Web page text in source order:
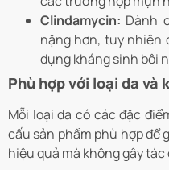
Clindamycin: Dành
nặng hơn, tuy nhiên
dụng kháng sinh bôi
Phù hợp với loại da và
Mỗi loại da có các đặc
cấu sản phẩm phù hợp để
hiệu quả mà không gây